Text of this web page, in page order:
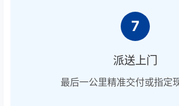
7
派送上门
最后一公里精准交付或指定